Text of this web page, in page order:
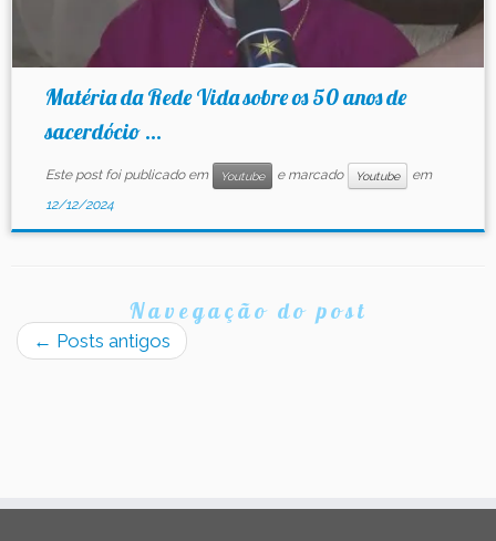
Matéria da Rede Vida sobre os 50 anos de
sacerdócio ...
Este post foi publicado em Youtube e marcado Youtube
em
12/12/2024
Navegação do post
← Posts antigos